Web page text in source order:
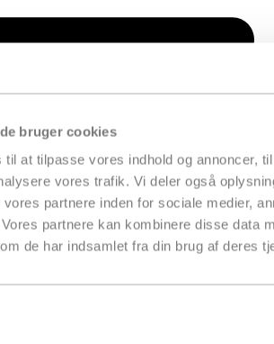
bruger cookies
til at tilpasse vores indhold og annoncer,
vores trafik. Vi deler også
partnere inden for sociale medier,
partnere kan kombinere disse data
de har indsamlet fra din brug af deres